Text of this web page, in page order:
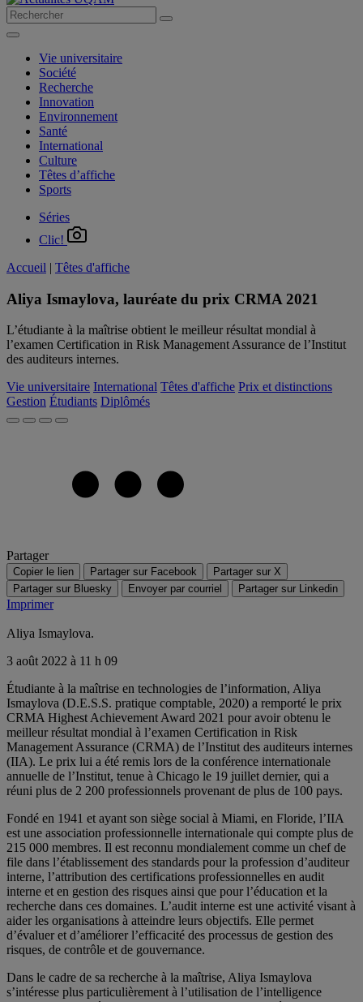
Vie universitaire
Société
Recherche
Innovation
Environnement
Santé
International
Culture
Têtes d’affiche
Sports
Séries
Clic!
Accueil | Têtes d'affiche
Aliya Ismaylova, lauréate du prix CRMA 2021
L’étudiante à la maîtrise obtient le meilleur résultat mondial à
l’examen Certification in Risk Management Assurance de l’Institut
des auditeurs internes.
Vie universitaire International Têtes d'affiche Prix et distinctions
Gestion Étudiants Diplômés
Partager
Copier le lien Partager sur Facebook
Partager sur X
Partager sur Bluesky
Envoyer par courriel Partager sur Linkedin
Imprimer
Aliya Ismaylova.
3 août 2022 à 11 h 09
Étudiante à la maîtrise en technologies de l’information, Aliya
Ismaylova (D.E.S.S. pratique comptable, 2020) a remporté le prix
CRMA Highest Achievement Award 2021 pour avoir obtenu le
meilleur résultat mondial à l’examen Certification in Risk
Management Assurance (CRMA) de l’Institut des auditeurs internes
(IIA). Le prix lui a été remis lors de la conférence internationale
annuelle de l’Institut, tenue à Chicago le 19 juillet dernier, qui a
réuni plus de 2 200 professionnels provenant de plus de 100 pays.
Fondé en 1941 et ayant son siège social à Miami, en Floride, l’IIA
est une association professionnelle internationale qui compte plus de
215 000 membres. Il est reconnu mondialement comme un chef de
file dans l’établissement des standards pour la profession d’auditeur
interne, l’attribution des certifications professionnelles en audit
interne et en gestion des risques ainsi que pour l’éducation et la
recherche dans ces domaines. L’audit interne est une activité visant à
aider les organisations à atteindre leurs objectifs. Elle permet
d’évaluer et d’améliorer l’efficacité des processus de gestion des
risques, de contrôle et de gouvernance.
Dans le cadre de sa recherche à la maîtrise, Aliya Ismaylova
s’intéresse plus particulièrement à l’utilisation de l’intelligence